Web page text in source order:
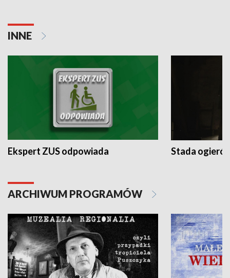
INNE
Ekspert ZUS odpowiada Stada
ARCHIWUM PROGRAMÓW